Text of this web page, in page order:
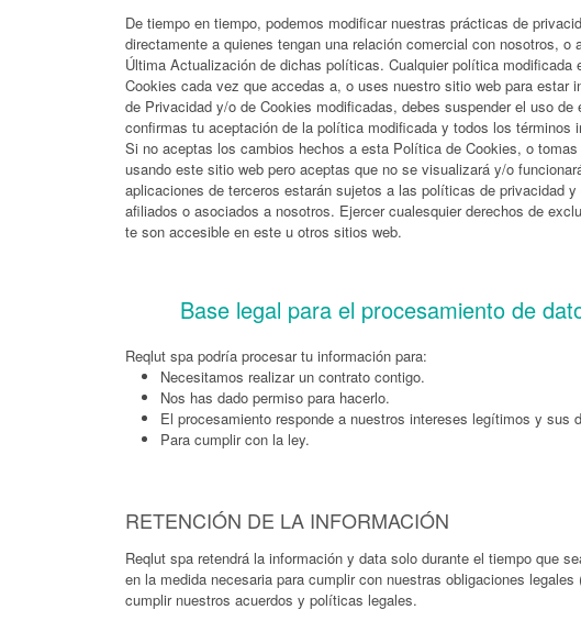
De tiempo en tiempo, podemos modificar nuestras prácticas de
directamente a quienes tengan una relación comercial con nosotros,
Última Actualización de dichas políticas. Cualquier política
Cookies cada vez que accedas a, o uses nuestro sitio web para
de Privacidad y/o de Cookies modificadas, debes suspender el uso
confirmas tu aceptación de la política modificada y todos los términos
Si no aceptas los cambios hechos a esta Política de Cookies, o
usando este sitio web pero aceptas que no se visualizará y/o
aplicaciones de terceros estarán sujetos a las políticas de privacidad
afiliados o asociados a nosotros. Ejercer cualesquier derechos de
te son accesible en este u otros sitios web.
Base legal para el procesamiento de
Reqlut spa podría procesar tu información para:
Necesitamos realizar un contrato contigo.
Nos has dado permiso para hacerlo.
El procesamiento responde a nuestros intereses legítimos y sus
Para cumplir con la ley.
RETENCIÓN DE LA INFORMACIÓN
Reqlut spa retendrá la información y data solo durante el tiempo que
en la medida necesaria para cumplir con nuestras obligaciones
cumplir nuestros acuerdos y políticas legales.